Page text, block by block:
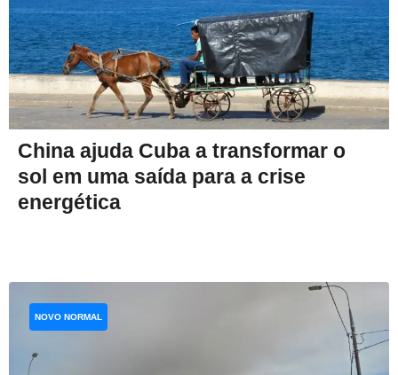
China ajuda Cuba a transformar o
sol em uma saída para a crise
energética
NOVO NORMAL